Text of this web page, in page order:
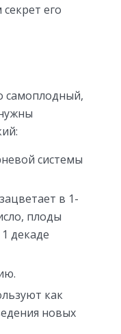
его
самоплодный,
системы
в 1-
плоды
декаде
как
новых